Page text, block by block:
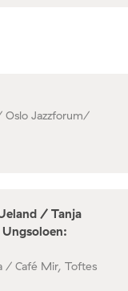
Oslo Jazzforum/
/ Tanja
/ Café Mir, Toftes